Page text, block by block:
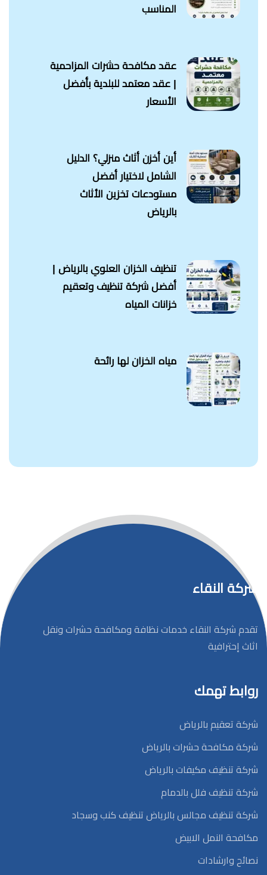
المناسب
عقد مكافحة حشرات المزاحمية
| عقد معتمد للبلدية بأفضل
الأسعار
أين أخزن أثاث منزلي؟ الدليل
الشامل لاختيار أفضل
مستودعات تخزين الأثاث
بالرياض
تنظيف الخزان العلوي بالرياض |
أفضل شركة تنظيف وتعقيم
خزانات المياه
مياه الخزان لها رائحة
شركة النقاء
تقدم شركة النقاء خدمات نظافة ومكافحة حشرات ونقل
اثاث إحترافية
روابط تهمك
شركة تعقيم بالرياض
شركة مكافحة حشرات بالرياض
شركة تنظيف مكيفات بالرياض
شركة تنظيف فلل بالدمام
شركة تنظيف مجالس بالرياض تنظيف كنب وسجاد
مكافحة النمل الابيض
نصائح وارشادات